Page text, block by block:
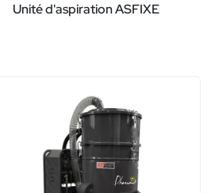
Unité d'aspiration ASFIXE